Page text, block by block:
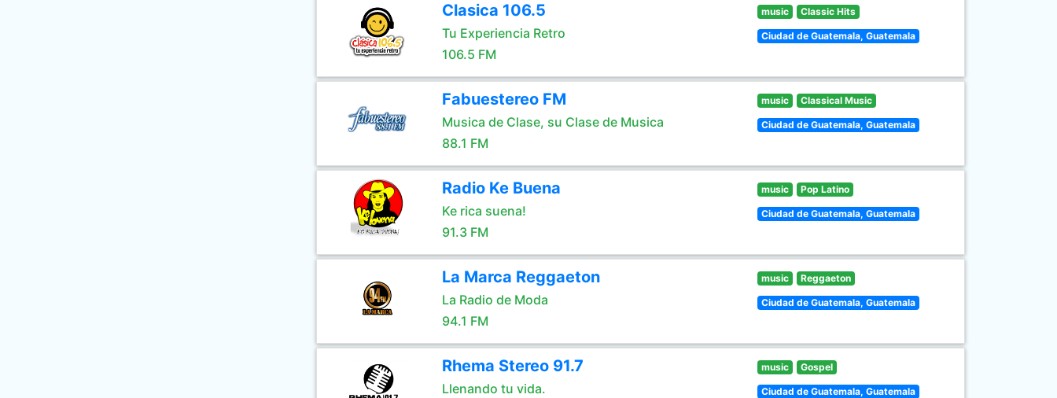
Clasica 106.5
Tu Experiencia Retro
106.5 FM
music Classic Hits
Ciudad de Guatemala, Guatemala
Fabuestereo FM
Musica de Clase, su Clase de Musica
88.1 FM
music Classical Music
Ciudad de Guatemala, Guatemala
Radio Ke Buena
Ke rica suena!
91.3 FM
music Pop Latino
Ciudad de Guatemala, Guatemala
La Marca Reggaeton
La Radio de Moda
94.1 FM
music Reggaeton
Ciudad de Guatemala, Guatemala
Rhema Stereo 91.7
Llenando tu vida.
music Gospel
Ciudad de Guatemala, Guatemala